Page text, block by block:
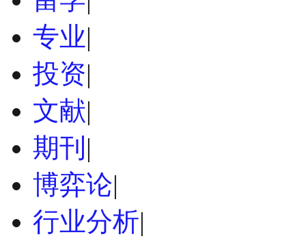
专业|
投资|
文献|
期刊 |
博弈论|
行业分析|